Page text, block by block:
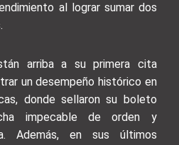
al lograr sumar dos
arriba a su primera cita
un desempeño histórico en
donde sellaron su boleto
impecable de orden y
Además, en sus últimos